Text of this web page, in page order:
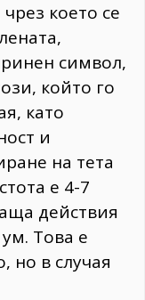
което се
символ,
който го
като
и
на тета
е 4-7
действия
Това е
но в случая